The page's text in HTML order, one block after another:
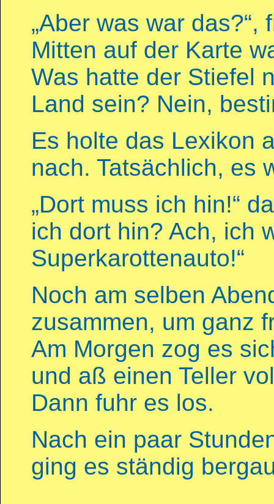
„Aber was war
Mitten auf der Karte
Was hatte der Stiefel
Land sein? Nein,
Es holte das Lexikon
nach. Tatsächlich, es
„Dort muss ich hin!“
ich dort hin? Ach, ich
Superkarottenauto!“
Noch am selben
zusammen, um ganz
Am Morgen zog es
und aß einen Teller
Dann fuhr es los.
Nach ein paar
ging es ständig